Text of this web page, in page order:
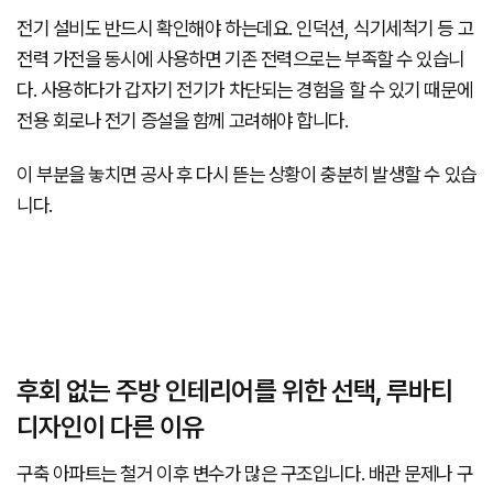
전기 설비도 반드시 확인해야 하는데요. 인덕션, 식기세척기 등 고
전력 가전을 동시에 사용하면 기존 전력으로는 부족할 수 있습니
다. 사용하다가 갑자기 전기가 차단되는 경험을 할 수 있기 때문에
전용 회로나 전기 증설을 함께 고려해야 합니다.
이 부분을 놓치면 공사 후 다시 뜯는 상황이 충분히 발생할 수 있습
니다.
후회 없는 주방 인테리어를 위한 선택, 루바티
디자인이 다른 이유
구축 아파트는 철거 이후 변수가 많은 구조입니다. 배관 문제나 구